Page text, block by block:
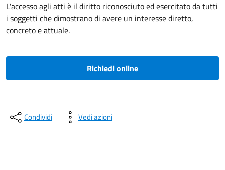
L'accesso agli atti è il diritto riconosciuto ed esercitato da tutti
i soggetti che dimostrano di avere un interesse diretto,
concreto e attuale.
Richiedi online
Condividi Vedi azioni